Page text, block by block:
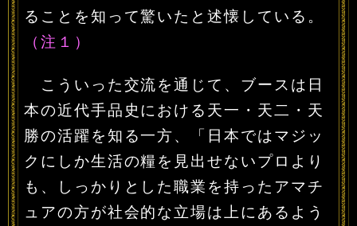
ることを知って驚いたと述懐している。
（注１）
こういった交流を通じて、ブースは日
本の近代手品史における天一・天二・天
勝の活躍を知る一方、「日本ではマジッ
クにしか生活の糧を見出せないプロより
も、しっかりとした職業を持ったアマチ
ュアの方が社会的な立場は上にあるよう